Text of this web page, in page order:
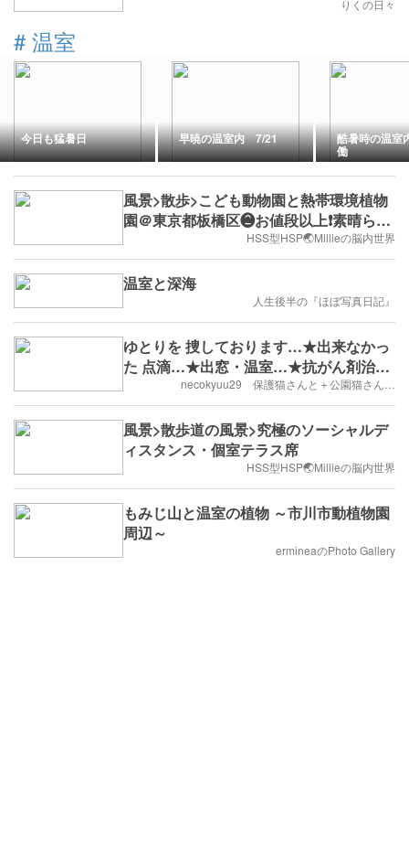
りくの日々
# 温室
今日も猛暑日 早暁の温室内 7/21 酷暑時の温室
働
風景>散歩>こども動物園と熱帯環境植物
園＠東京都板橋区❷お値段以上❗️素晴らし
い❗️熱帯環境植物園編⑴温室編HSS型HSP🌏Millieの脳内世界
温室と深海
人生後半の『ほぼ写真日記』
ゆとりを 捜しております…★出来なかっ
た 点滴…★出窓・温室…★抗がん剤治療
necokyuu29 保護猫さんと＋公園猫さん…
風景>散歩道の風景>究極のソーシャルデ
ィスタンス・個室テラス席
HSS型HSP🌏Millieの脳内世界
もみじ山と温室の植物 ～市川市動植物園
周辺～
ermineaのPhoto Gallery